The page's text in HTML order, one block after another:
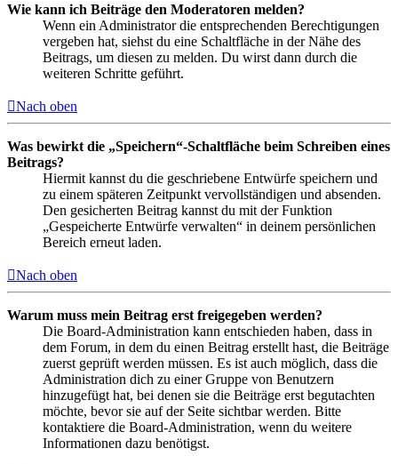
Wie kann ich Beiträge den Moderatoren melden?
Wenn ein Administrator die entsprechenden Berechtigungen
vergeben hat, siehst du eine Schaltfläche in der Nähe des
Beitrags, um diesen zu melden. Du wirst dann durch die
weiteren Schritte geführt.
Nach oben
Was bewirkt die „Speichern“-Schaltfläche beim Schreiben eines
Beitrags?
Hiermit kannst du die geschriebene Entwürfe speichern und
zu einem späteren Zeitpunkt vervollständigen und absenden.
Den gesicherten Beitrag kannst du mit der Funktion
„Gespeicherte Entwürfe verwalten“ in deinem persönlichen
Bereich erneut laden.
Nach oben
Warum muss mein Beitrag erst freigegeben werden?
Die Board-Administration kann entschieden haben, dass in
dem Forum, in dem du einen Beitrag erstellt hast, die Beiträge
zuerst geprüft werden müssen. Es ist auch möglich, dass die
Administration dich zu einer Gruppe von Benutzern
hinzugefügt hat, bei denen sie die Beiträge erst begutachten
möchte, bevor sie auf der Seite sichtbar werden. Bitte
kontaktiere die Board-Administration, wenn du weitere
Informationen dazu benötigst.